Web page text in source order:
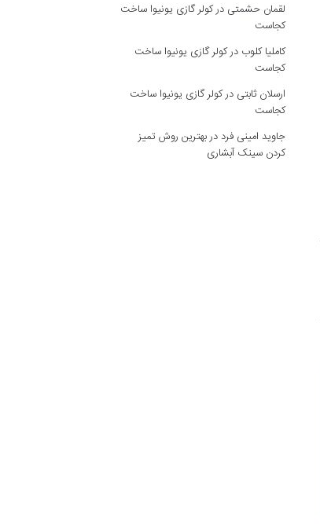
لقمان حشمتی درکولر گازی یونیوا ساخت
کجاست
کاملیا کلوب درکولر گازی یونیوا ساخت
کجاست
ارسلان ثابتی درکولر گازی یونیوا ساخت
کجاست
جاوید امینی فرد دربهترین روش تمیز
کردن سینک آبشاری